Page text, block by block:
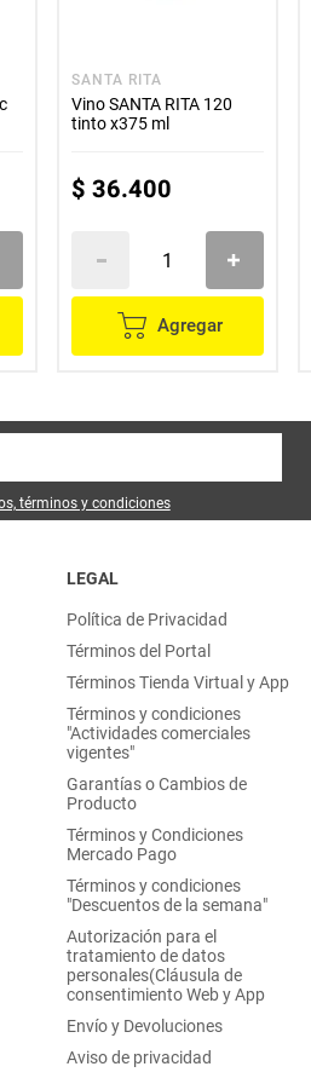
SANTA RITA
Vino SANTA RITA 120
tinto x375 ml
$ 36.400
Agregar
términos y condiciones
LEGAL
Política de Privacidad
Términos del Portal
Términos Tienda Virtual y App
Términos y condiciones
"Actividades comerciales
vigentes"
Garantías o Cambios de
Producto
Términos y Condiciones
Mercado Pago
Términos y condiciones
"Descuentos de la semana"
Autorización para el
tratamiento de datos
personales(Cláusula de
consentimiento Web y App
Envío y Devoluciones
Aviso de privacidad